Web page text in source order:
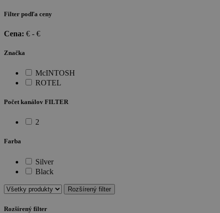
Filter podľa ceny
Cena: € - €
Značka
McINTOSH
ROTEL
Počet kanálov FILTER
2
Farba
Silver
Black
Rozšírený filter
Rozšírený filter